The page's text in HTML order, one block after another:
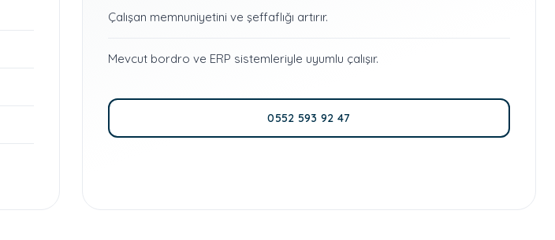
Çalışan memnuniyetini ve şeffaflığı artırır.
Mevcut bordro ve ERP sistemleriyle uyumlu çalışır.
0552 593 92 47